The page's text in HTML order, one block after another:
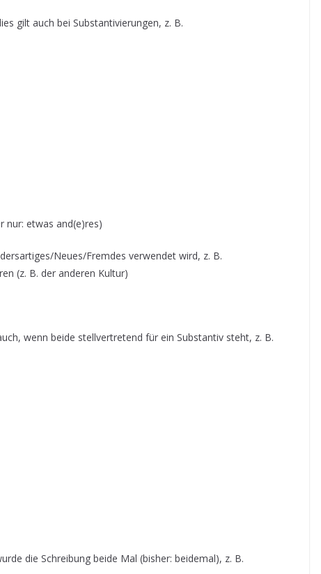
gilt auch bei Substantivierungen, z. B.
nur: etwas and(e)res)
Neues/Fremdes verwendet wird, z. B.
(z. B. der anderen Kultur)
wenn beide stellvertretend für ein Substantiv steht, z. B.
die Schreibung beide Mal (bisher: beidemal), z. B.